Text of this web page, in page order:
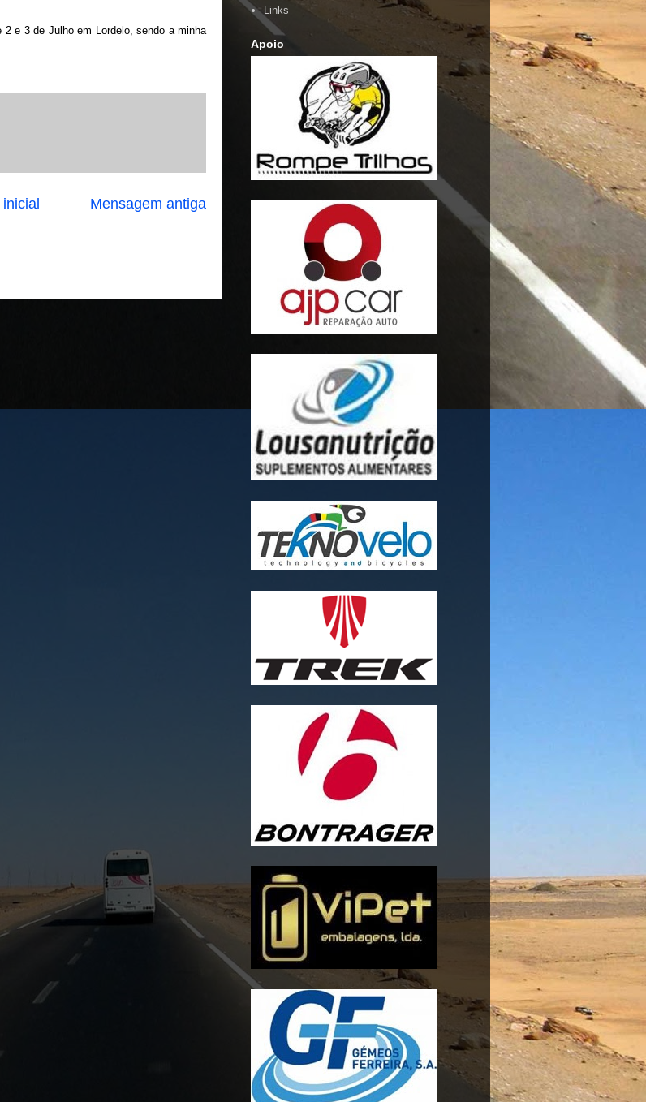
e 3 de Julho em Lordelo, sendo a minha
Mensagem antiga
Links
Apoio